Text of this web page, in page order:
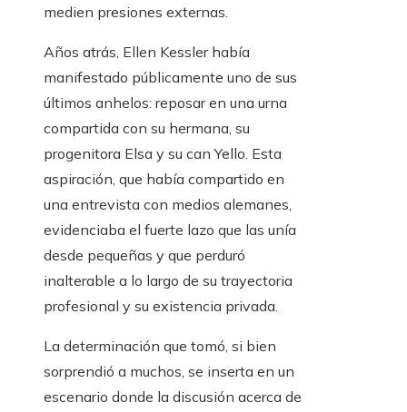
medien presiones externas.
Años atrás, Ellen Kessler había
manifestado públicamente uno de sus
últimos anhelos: reposar en una urna
compartida con su hermana, su
progenitora Elsa y su can Yello. Esta
aspiración, que había compartido en
una entrevista con medios alemanes,
evidenciaba el fuerte lazo que las unía
desde pequeñas y que perduró
inalterable a lo largo de su trayectoria
profesional y su existencia privada.
La determinación que tomó, si bien
sorprendió a muchos, se inserta en un
escenario donde la discusión acerca de